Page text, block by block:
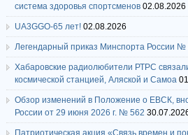
система здоровья спортсменов 02.08.2026
UA3GGO-65 лет! 02.08.2026
Легендарный приказ Минспорта России №
Хабаровские радиолюбители РТРС
космической станцией, Аляской и Самоа
Обзор изменений в Положение о ЕВСК,
России от 29 июня 2026 г. № 562
Патриотическая акция «Связь времен и